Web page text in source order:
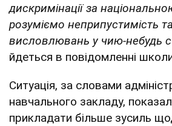
дискримінації за
розуміємо неприпустимість
висловлювань у чию-небудь
йдеться в повідомленні
Ситуація, за словами
навчального закладу,
прикладати більше зусиль